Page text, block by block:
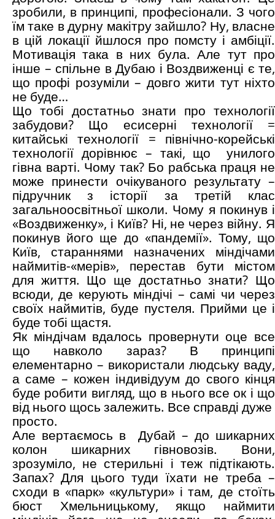
зробили, в принципі, професіонали. З чого
їм таке в дурну макітру зайшло? Ну, власне
в цій локації йшлося про помсту і амбіції.
Мотивація така в них була. Але тут про
інше – спільне в Дубаю і Воздвиженці є те,
що профі розуміли – довго жити тут ніхто
не буде…
Що тобі достатньо знати про технології
забудови? Що есисерні технології =
китайські технології = північно-корейські
технології дорівнює – такі, що унилого
гівна варті. Чому так? Бо рабська праця не
може принести очікуваного результату –
підручник з історії за третій клас
загальноосвітньої школи. Чому я покинув і
«Воздвиженку», і Київ? Ні, не через війну. Я
покинув його ще до «пандемії». Тому, що
Київ, стараннями назначених міндічами
наймитів-«мерів», перестав бути містом
для життя. Що ще достатньо знати? Що
всюди, де керують міндічі – самі чи через
своїх наймитів, буде пустеля. Прийми це і
буде тобі щастя.
Як міндічам вдалось провернути оце все
що навколо зараз? В принципі
елементарно – використали людську ваду,
а саме – кожен індивідуум до свого кінця
буде робити вигляд, що в нього все ок і що
від нього щось залежить. Все справді дуже
просто.
Але вертаємось в Дубай – до шикарних
колон шикарних гівновозів. Вони,
зрозуміло, не стерильні і теж підтікають.
Запах? Для цього туди їхати не треба –
сходи в «парк» «культури» і там, де стоїть
бюст Хмельницькому, якщо наймити